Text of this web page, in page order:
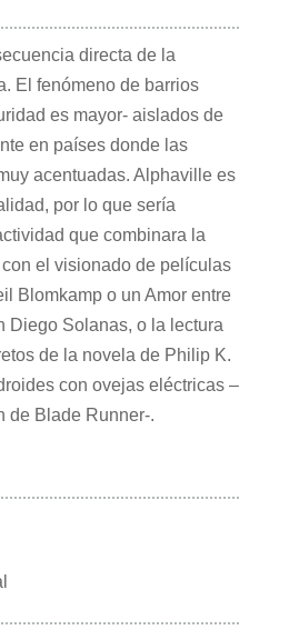
directa de la
El fenómeno de barrios
es mayor- aislados de
en países donde las
acentuadas. Alphaville es
por lo que sería
que combinara la
el visionado de películas
Blomkamp o un Amor entre
Diego Solanas, o la lectura
de la novela de Philip K.
con ovejas eléctricas –
de Blade Runner-.